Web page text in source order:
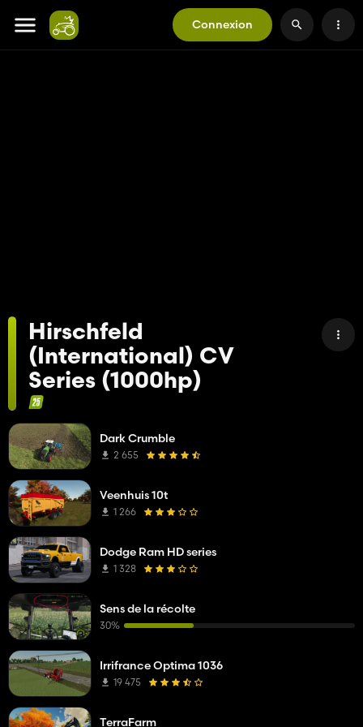
Connexion
Hirschfeld
(International) CV
Series (1000hp)
Dark Crumble
2 655
Veenhuis 10t
1 266
Dodge Ram HD series
1 328
Sens de la récolte
30%
Irrifrance Optima 1036
19 475
TerraFarm